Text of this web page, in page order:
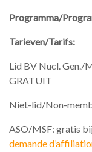
Programma/
Tarieven/Tarifs:
Lid BV Nucl. Gen./
GRATUIT
Niet-lid/Non-
ASO/MSF: gratis bij
demande